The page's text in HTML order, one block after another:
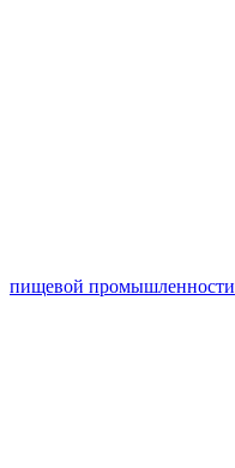
пищевой промышленности